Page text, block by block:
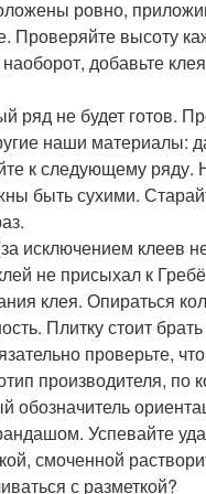
ровно,
Проверяйте высоту
добавьте клея
ряд не будет готов.
наши материалы:
к следующему ряду.
быть сухими.
исключением клеев
не присыхал к
клея. Опираться
Плитку стоит
проверьте,
производителя, по
обозначитель
Успевайте
смоченной
с разметкой?